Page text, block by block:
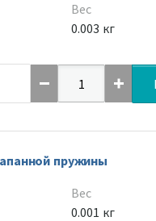
Вес
0.003 кг
пружины
Вес
0.001 кг